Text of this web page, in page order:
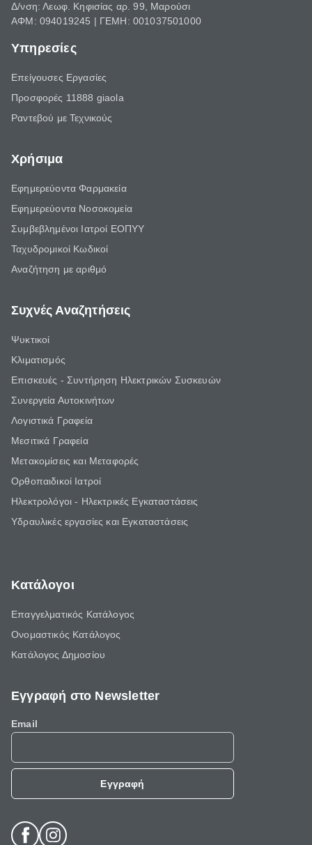
Δ/νση: Λεωφ. Κηφισίας αρ. 99, Μαρούσι
ΑΦΜ: 094019245 | ΓΕΜΗ: 001037501000
Υπηρεσίες
Επείγουσες Εργασίες
Προσφορές 11888 giaola
Ραντεβού με Τεχνικούς
Χρήσιμα
Εφημερεύοντα Φαρμακεία
Εφημερεύοντα Νοσοκομεία
Συμβεβλημένοι Ιατροί ΕΟΠΥΥ
Ταχυδρομικοί Κωδικοί
Αναζήτηση με αριθμό
Συχνές Αναζητήσεις
Ψυκτικοί
Κλιματισμός
Επισκευές - Συντήρηση Ηλεκτρικών Συσκευών
Συνεργεία Αυτοκινήτων
Λογιστικά Γραφεία
Μεσιτικά Γραφεία
Μετακομίσεις και Μεταφορές
Ορθοπαιδικοί Ιατροί
Ηλεκτρολόγοι - Ηλεκτρικές Εγκαταστάσεις
Υδραυλικές εργασίες και Εγκαταστάσεις
Κατάλογοι
Επαγγελματικός Κατάλογος
Ονομαστικός Κατάλογος
Κατάλογος Δημοσίου
Εγγραφή στο Newsletter
Email
Εγγραφή